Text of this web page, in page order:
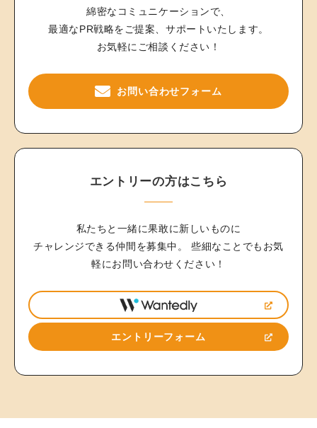
綿密なコミュニケーションで、
最適なPR戦略をご提案、サポートいたします。
お気軽にご相談ください！
お問い合わせフォーム
エントリーの方はこちら
私たちと一緒に果敢に新しいものに
チャレンジできる仲間を募集中。
些細なことでもお気
軽にお問い合わせください！
エントリーフォーム